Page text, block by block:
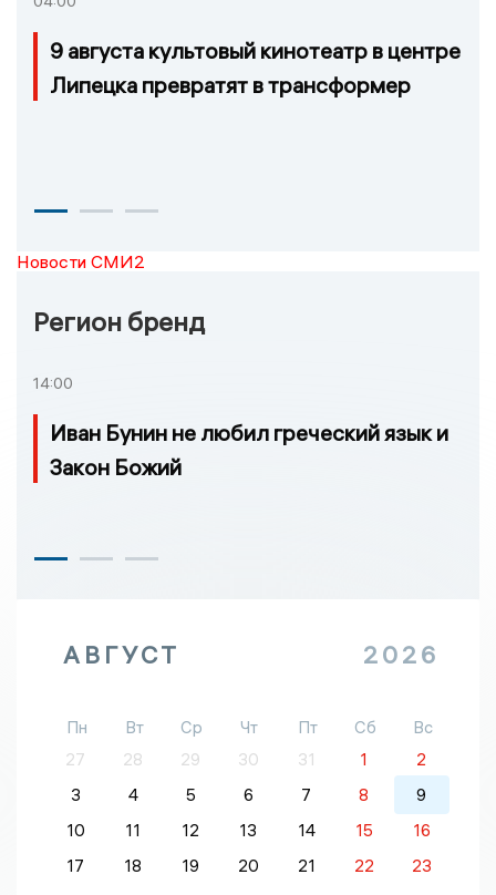
9 августа культовый кинотеатр в центре
Липецка превратят в трансформер
Новости СМИ2
Регион бренд
14:00
Иван Бунин не любил греческий язык и
Закон Божий
АВГУСТ 2026
Пн Вт Ср Чт Пт Сб
Вс
27
28 29 30 31 1
2
3
4 5 6 7 8
9
10
11 12 13 14 15
16
17
18 19 20 21 22
23